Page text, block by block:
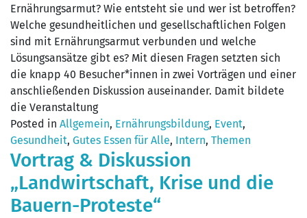
Ernährungsarmut? Wie entsteht sie und wer ist betroffen?
Welche gesundheitlichen und gesellschaftlichen Folgen
sind mit Ernährungsarmut verbunden und welche
Lösungsansätze gibt es? Mit diesen Fragen setzten sich
die knapp 40 Besucher*innen in zwei Vorträgen und einer
anschließenden Diskussion auseinander. Damit bildete
die Veranstaltung
Posted in Allgemein, Ernährungsbildung, Event,
Gesundheit, Gutes Essen für Alle, Intern, Themen
Vortrag & Diskussion
„Landwirtschaft, Krise und die
Bauern-Proteste“